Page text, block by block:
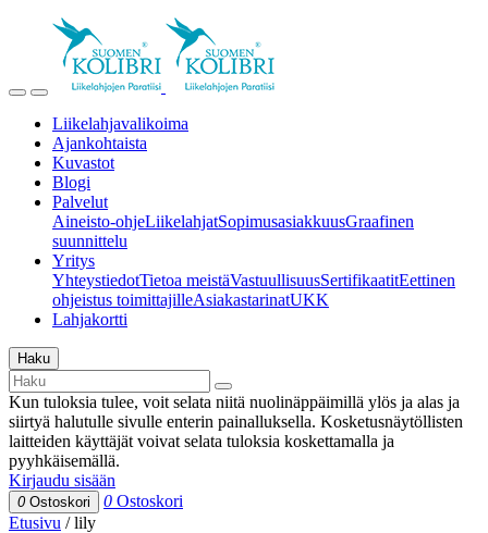
Liikelahjavalikoima
Ajankohtaista
Kuvastot
Blogi
Palvelut
Aineisto-ohjeLiikelahjatSopimusasiakkuusGraafinen
suunnittelu
Yritys
YhteystiedotTietoa meistäVastuullisuusSertifikaatitEettinen
ohjeistus toimittajilleAsiakastarinatUKK
Lahjakortti
Haku
Kun tuloksia tulee, voit selata niitä nuolinäppäimillä ylös ja alas ja
siirtyä halutulle sivulle enterin painalluksella. Kosketusnäytöllisten
laitteiden käyttäjät voivat selata tuloksia koskettamalla ja
pyyhkäisemällä.
Kirjaudu sisään
0 Ostoskori 0 Ostoskori
Etusivu /lily